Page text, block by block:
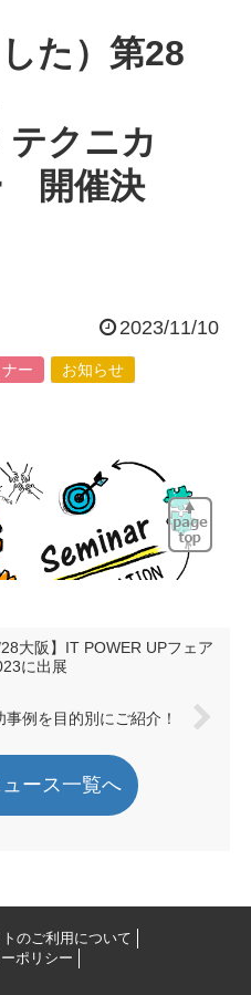
た）第28
クニカ
開催決
2023/11/10
ー お知らせ
大阪】IT POWER UPフェア
に出展
例を目的別にご紹介！
ース一覧へ
のご利用について
ポリシー